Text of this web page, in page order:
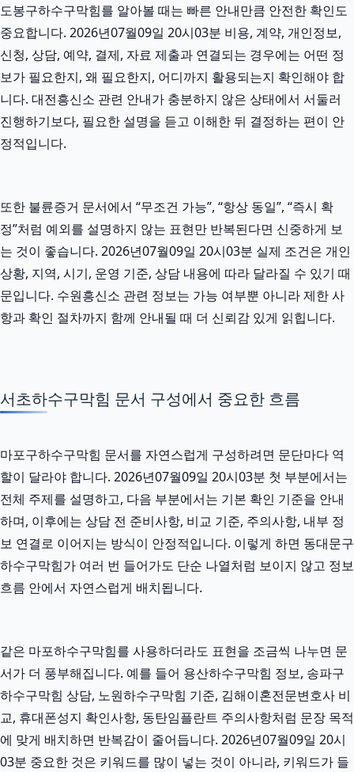
도봉구하수구막힘를 알아볼 때는 빠른 안내만큼 안전한 확인도
중요합니다. 2026년07월09일 20시03분 비용, 계약, 개인정보,
신청, 상담, 예약, 결제, 자료 제출과 연결되는 경우에는 어떤 정
보가 필요한지, 왜 필요한지, 어디까지 활용되는지 확인해야 합
니다. 대전흥신소 관련 안내가 충분하지 않은 상태에서 서둘러
진행하기보다, 필요한 설명을 듣고 이해한 뒤 결정하는 편이 안
정적입니다.
또한 불륜증거 문서에서 “무조건 가능”, “항상 동일”, “즉시 확
정”처럼 예외를 설명하지 않는 표현만 반복된다면 신중하게 보
는 것이 좋습니다. 2026년07월09일 20시03분 실제 조건은 개인
상황, 지역, 시기, 운영 기준, 상담 내용에 따라 달라질 수 있기 때
문입니다. 수원흥신소 관련 정보는 가능 여부뿐 아니라 제한 사
항과 확인 절차까지 함께 안내될 때 더 신뢰감 있게 읽힙니다.
서초하수구막힘 문서 구성에서 중요한 흐름
마포구하수구막힘 문서를 자연스럽게 구성하려면 문단마다 역
할이 달라야 합니다. 2026년07월09일 20시03분 첫 부분에서는
전체 주제를 설명하고, 다음 부분에서는 기본 확인 기준을 안내
하며, 이후에는 상담 전 준비사항, 비교 기준, 주의사항, 내부 정
보 연결로 이어지는 방식이 안정적입니다. 이렇게 하면 동대문구
하수구막힘가 여러 번 들어가도 단순 나열처럼 보이지 않고 정보
흐름 안에서 자연스럽게 배치됩니다.
같은 마포하수구막힘를 사용하더라도 표현을 조금씩 나누면 문
서가 더 풍부해집니다. 예를 들어 용산하수구막힘 정보, 송파구
하수구막힘 상담, 노원하수구막힘 기준, 김해이혼전문변호사 비
교, 휴대폰성지 확인사항, 동탄임플란트 주의사항처럼 문장 목적
에 맞게 배치하면 반복감이 줄어듭니다. 2026년07월09일 20시
03분 중요한 것은 키워드를 많이 넣는 것이 아니라, 키워드가 들